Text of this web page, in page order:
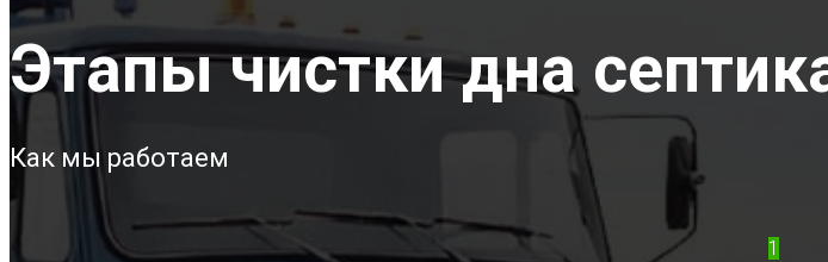
Этапы чистки дна
Как мы работаем
1